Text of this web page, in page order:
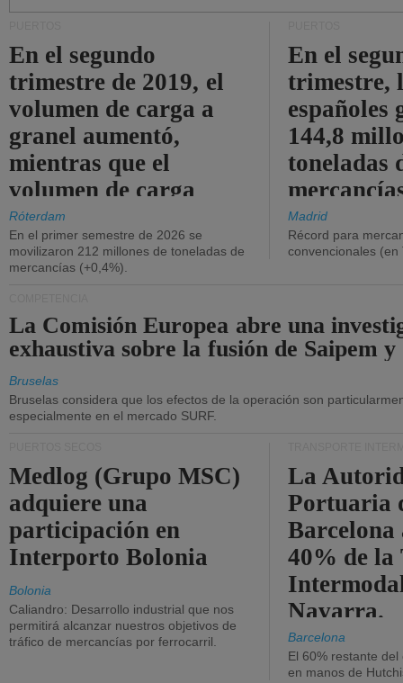
En el segundo
trimestre de 2019, el
volumen de carga a
granel aumentó,
mientras que el
volumen de carga
general disminuyó.
Róterdam
En el primer semestre de 2026 se
movilizaron 212 millones de toneladas de
mercancías (+0,4%).
En el
trimestre,
españoles
144,8
toneladas
Madrid
Récord para
convencionales (en
La Comisión Europea abre una
exhaustiva sobre la fusión de Saipem y
Bruselas
Bruselas considera que los efectos de la operación son
especialmente en el mercado SURF.
Medlog (Grupo MSC)
adquiere una
participación en
Interporto Bolonia
Bolonia
Caliandro: Desarrollo industrial que nos
permitirá alcanzar nuestros objetivos de
tráfico de mercancías por ferrocarril.
La
Portuaria
40% de la
Navarra.
Barcelona
El 60% restante
en manos de